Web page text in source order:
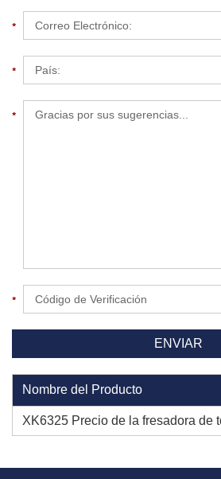
Nombre del Producto
XK6325 Precio de la fresadora de